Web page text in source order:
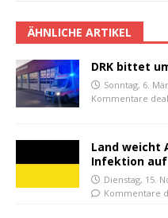
ÄHNLICHE ARTIKEL
DRK bittet
Sonntag, 6.
Kommentare
Land weicht
Infektion auf
Dienstag, 15.
Kommentare